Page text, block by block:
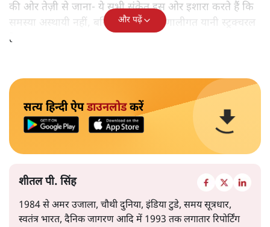
की ओर तेज़ी से जाना- ये सभी संकेत इस ओर इशारा करते हैं कि
समस्या अस्थायी नहीं, बल्कि गहरी और प्रणालीगत यानी स्ट्रक्चरल
है।
और पढ़ें
सत्य हिन्दी ऐपडाउनलोडकरें
शीतल पी. सिंह
1984 से अमर उजाला, चौथी दुनिया, इंडिया टुडे, समय सूत्रधार,
स्वतंत्र भारत, दैनिक जागरण आदि में 1993 तक लगातार रिपोर्टिंग